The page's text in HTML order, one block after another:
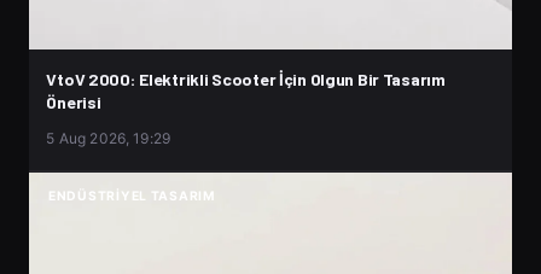
VtoV 2000: Elektrikli Scooter İçin Olgun Bir Tasarım
Önerisi
5 Aug 2026, 19:29
ENDÜSTRIYEL TASARIM